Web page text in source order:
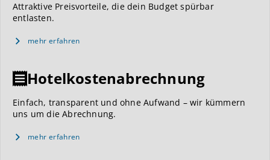
Attraktive Preisvorteile, die dein Budget spürbar
entlasten.
mehr erfahren
Hotelkostenabrechnung
Einfach, transparent und ohne Aufwand – wir kümmern
uns um die Abrechnung.
mehr erfahren